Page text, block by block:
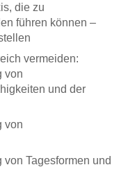
die zu
führen können –
vermeiden:
von
und der
von
Tagesformen und